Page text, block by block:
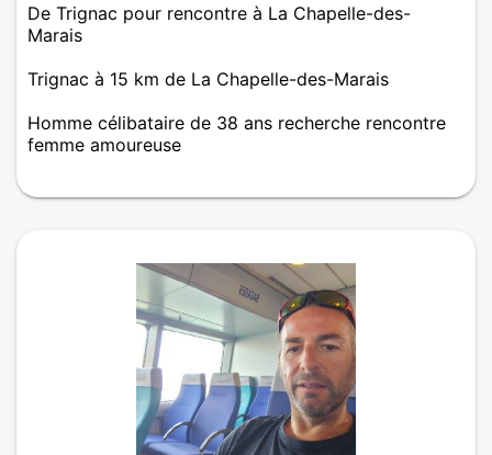
De Trignac pour rencontre à La Chapelle-des-
Marais
Trignac à 15 km de La Chapelle-des-Marais
Homme célibataire de 38 ans recherche rencontre
femme amoureuse
changer ça et enfin pouvoir croquer la vie à deux ! :)